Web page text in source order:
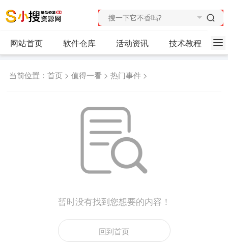
网站首页 软件仓库 活动资讯 技术教程
当前位置：首页 >值得一看 >热门事件 >
暂时没有找到您想要的内容！
回到首页